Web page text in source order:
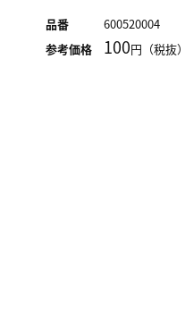
品番
600520004
参考価格
100円（税抜）